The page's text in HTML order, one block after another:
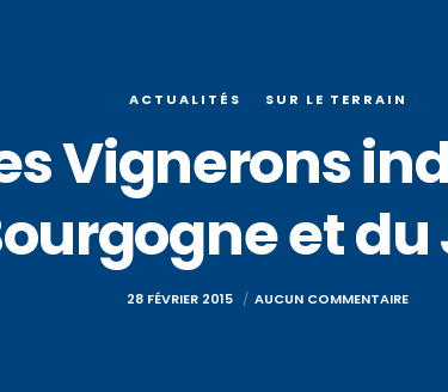
ACTUALITÉS SUR LE TERRAIN
Vignerons
et du
28 FÉVRIER 2015 AUCUN COMMENTAIRE